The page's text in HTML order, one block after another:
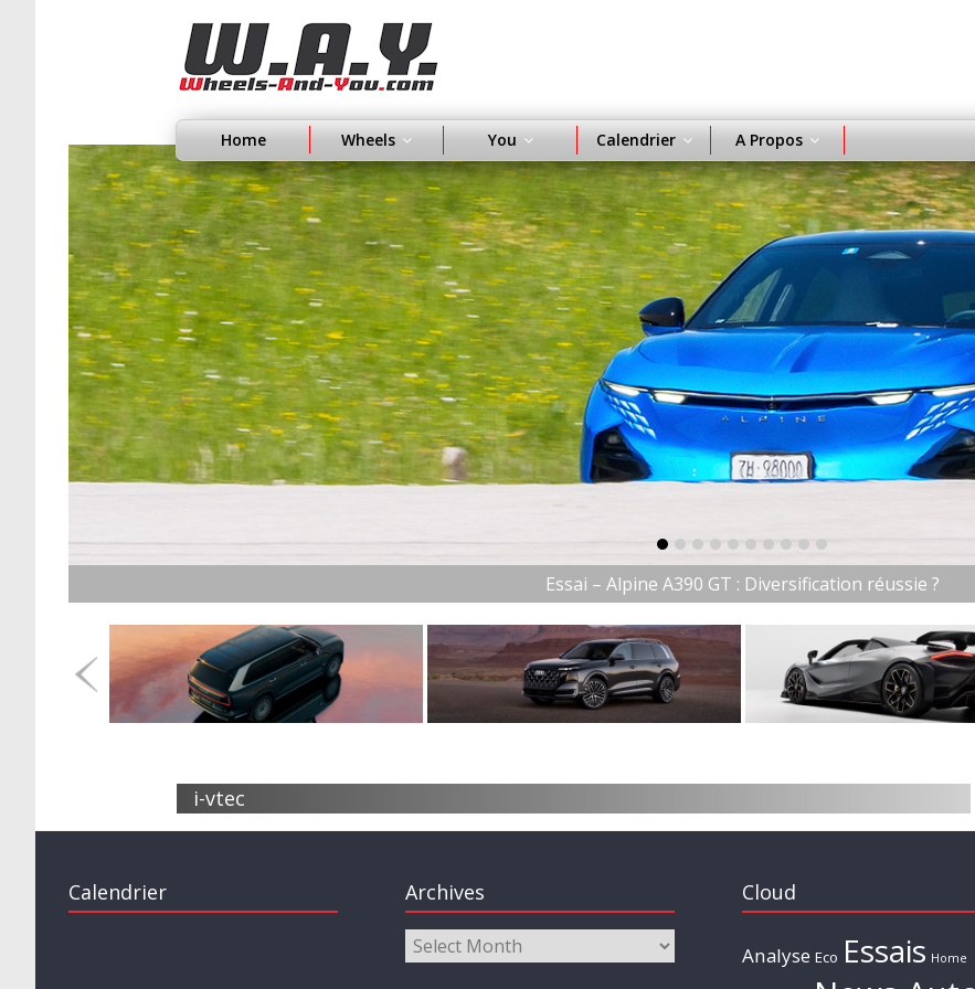
Home Wheels You Calendrier A Propos
Essai – Alpine A390 GT : Diversification réussie ?
item-0
item-1
item-2
item-3
item-4
item-5
item-6
item-7
item-8
i-vtec
Calendrier Archives Cloud
Analyse Eco Essais Home